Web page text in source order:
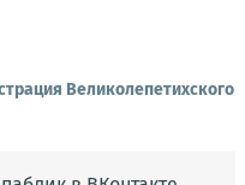
Великолепетихского